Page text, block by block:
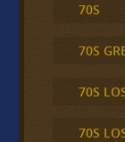
70S
70S
70S
70S